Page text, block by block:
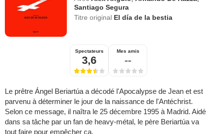
Santiago Segura
Titre original El día de la bestia
Spectateurs
3,6
Mes amis
--
Le prêtre Ángel Beriartúa a décodé l'Apocalypse de Jean et est
parvenu à déterminer le jour de la naissance de l'Antéchrist.
Selon ce message, il naîtra le 25 décembre 1995 à Madrid. Aidé
dans sa tâche par un fan de heavy-métal, le père Beriartúa va
tout faire pour empêcher ça.